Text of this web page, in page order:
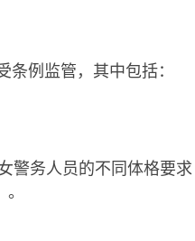
例监管，其中包括：
警务人员的不同体格要求